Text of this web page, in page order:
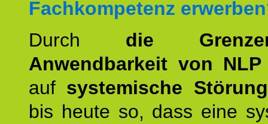
Fachkompetenz
Durch die
Anwendbarkeit von NLP
auf systemische
bis heute so, dass eine